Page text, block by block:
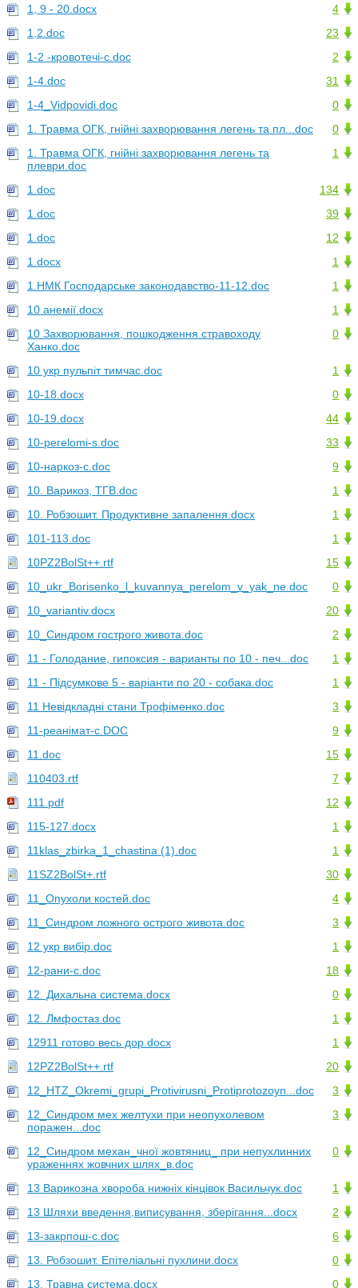
4
1, 9 - 20.docx
23
1,2.doc
2
1-2 -кровотечі-с.doc
31
1-4.doc
0
1-4_Vidpovidi.doc
0
1. Травма ОГК, гнійні захворювання легень та пл...doc
1
1. Травма ОГК, гнійні захворювання легень та
плеври.doc
134
1.doc
39
1.doc
12
1.doc
1
1.docx
1
1.НМК Господарське законодавство-11-12.doc
1
10 анемії.docx
0
10 Захворювання, пошкодження стравоходу
Ханко.doc
1
10 укр пульпіт тимчас.doc
0
10-18.docx
44
10-19.docx
33
10-perelomi-s.doc
9
10-наркоз-с.doc
1
10. Варикоз, ТГВ.doc
1
10. Робзошит. Продуктивне запалення.docx
1
101-113.doc
15
10PZ2BolSt++.rtf
0
10_ukr_Borisenko_l_kuvannya_perelom_v_yak_ne.doc
20
10_variantiv.docx
2
10_Синдром гострого живота.doc
1
11 - Голодание, гипоксия - варианты по 10 - печ...doc
1
11 - Підсумкове 5 - варіанти по 20 - собака.doc
3
11 Невідкладні стани Трофіменко.doc
9
11-реанімат-с.DOC
15
11.doc
7
110403.rtf
12
111.pdf
1
115-127.docx
1
11klas_zbirka_1_chastina (1).doc
30
11SZ2BolSt+.rtf
4
11_Опухоли костей.doc
3
11_Синдром ложного острого живота.doc
1
12 укр вибір.doc
18
12-рани-с.doc
0
12. Дихальна система.docx
1
12. Лмфостаз.doc
1
12911 готово весь дор.docx
20
12PZ2BolSt++.rtf
3
12_HTZ_Okremi_grupi_Protivirusni_Protiprotozoyn...doc
3
12_Синдром мех желтухи при неопухолевом
поражен...doc
0
12_Синдром механ_чної жовтяниц_ при непухлинних
ураженнях жовчних шлях_в.doc
1
13 Варикозна хвороба нижніх кінцівок Васильчук.doc
2
13 Шляхи введення,виписування, зберігання...docx
6
13-закрпош-с.doc
0
13. Робзошит. Епітеліальні пухлини.docx
0
13. Травна система.docx